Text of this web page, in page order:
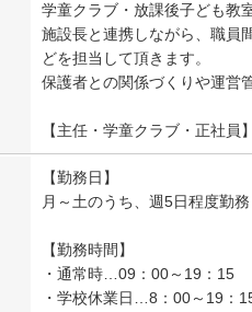
学童クラブ・放課後子ども教
施設長と連携しながら、職員
どを担当して頂きます。
保護者との関係づくりや運営
【主任・学童クラブ・正社員】
【勤務日】
月～土のうち、週5日程度勤務
【勤務時間】
・通常時…09：00～19：15
・学校休業日…8：00～19：